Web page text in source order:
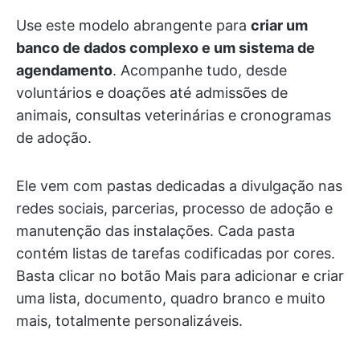
Use este modelo abrangente para criar um
banco de dados complexo e um sistema de
agendamento. Acompanhe tudo, desde
voluntários e doações até admissões de
animais, consultas veterinárias e cronogramas
de adoção.
Ele vem com pastas dedicadas a divulgação nas
redes sociais, parcerias, processo de adoção e
manutenção das instalações. Cada pasta
contém listas de tarefas codificadas por cores.
Basta clicar no botão Mais para adicionar e criar
uma lista, documento, quadro branco e muito
mais, totalmente personalizáveis.